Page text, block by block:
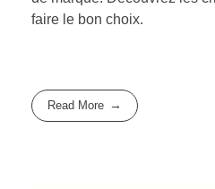
faire le bon choix.
Read More